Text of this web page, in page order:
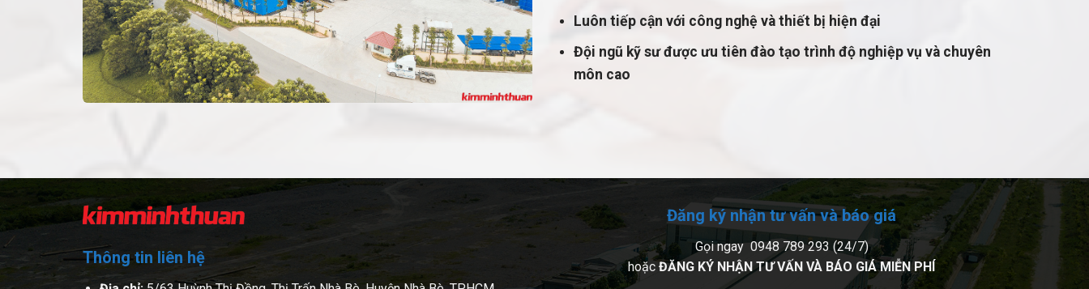
Luôn tiếp cận với công nghệ và thiết bị hiện đại
Đội ngũ kỹ sư được ưu tiên đào tạo trình độ nghiệp vụ và chuyên
môn cao
Thông tin liên hệ
Đăng ký nhận tư vấn và báo giá
Gọi ngay 0948 789 293 (24/7)
hoặc ĐĂNG KÝ NHẬN TƯ VẤN VÀ BÁO GIÁ MIỄN PHÍ